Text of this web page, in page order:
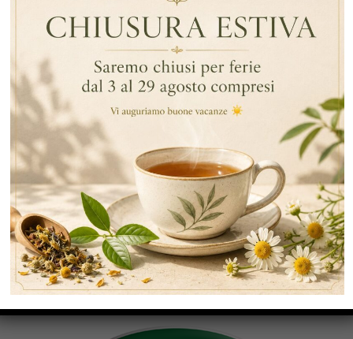
TISANA ALLA MELISSA: COME RISCOPRIRE IL
RELAX
… Continua a leggere
By Data Tisana Alla Melissa
ARTICOLI RECENTI
RECENT COMMENTS
CATEGORIE